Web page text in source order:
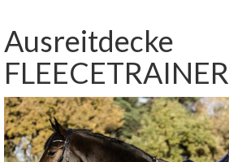
Ausreitdecke
FLEECETRAINER